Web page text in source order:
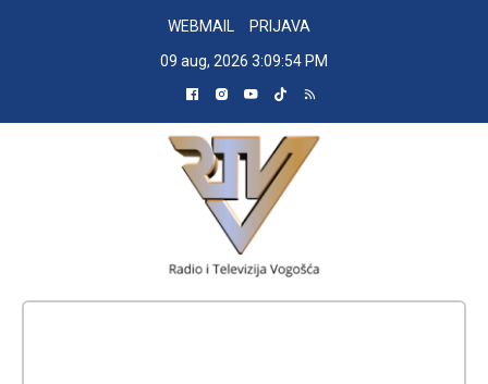
WEBMAIL
PRIJAVA
09 aug, 2026 3:09:54 PM